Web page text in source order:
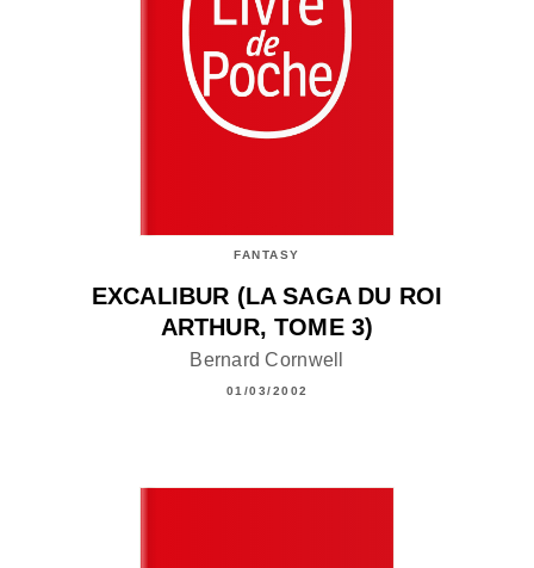
FANTASY
EXCALIBUR (LA SAGA DU ROI
ARTHUR, TOME 3)
Bernard Cornwell
01/03/2002